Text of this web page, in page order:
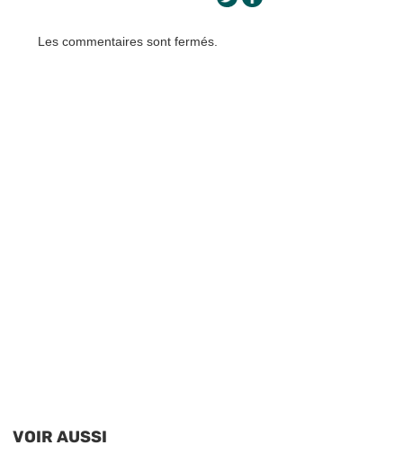
Les commentaires sont fermés.
VOIR AUSSI